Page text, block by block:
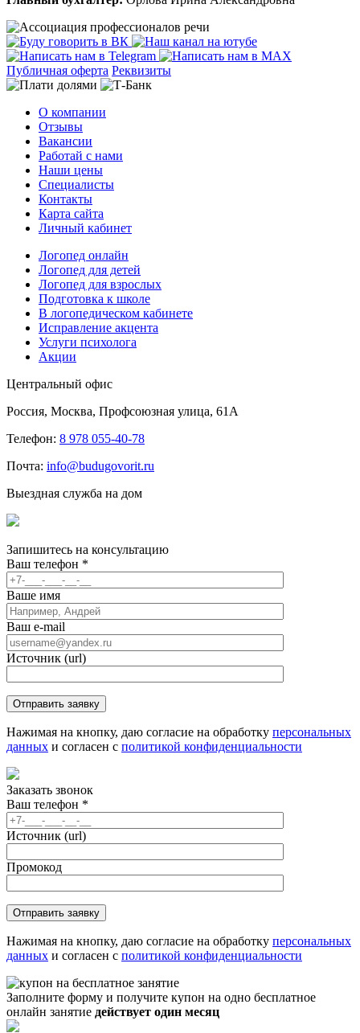
Публичная оферта Реквизиты
О компании
Отзывы
Вакансии
Работай с нами
Наши цены
Специалисты
Контакты
Карта сайта
Личный кабинет
Логопед онлайн
Логопед для детей
Логопед для взрослых
Подготовка к школе
В логопедическом кабинете
Исправление акцента
Услуги психолога
Акции
Центральный офис
Россия, Москва, Профсоюзная улица, 61А
Телефон: 8 978 055-40-78
Почта: info@budugovorit.ru
Выездная служба на дом
Запишитесь на консультацию
Ваш телефон *
Ваше имя
Ваш e-mail
Источник (url)
Нажимая на кнопку, даю согласие на обработку персональных
данных и согласен с политикой конфиденциальности
Заказать звонок
Ваш телефон *
Источник (url)
Промокод
Нажимая на кнопку, даю согласие на обработку персональных
данных и согласен с политикой конфиденциальности
Заполните форму и получите купон на одно бесплатное
онлайн занятие действует один месяц